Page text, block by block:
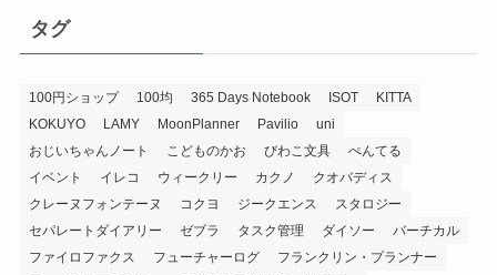
タグ
100円ショップ 100均 365 Days Notebook ISOT
KITTA
KOKUYO
LAMY MoonPlanner Pavilio
uni
おじいちゃんノート
こどものかお びわこ文具
ぺんてる
イベント
イレコ ウィークリー カクノ
クオバディス
クレーヌフォンテーヌ
コクヨ ジークエンス
スタロジー
セパレートダイアリー
ゼブラ タスク管理 ダイソー
バーチカル
ファイロファクス
フューチャーログ
フランクリン・プランナー